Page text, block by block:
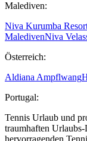
Malediven:
Niva Kurumba
MaledivenNiva
Österreich:
Aldiana Ampflwang
Portugal:
Tennis Urlaub und
traumhaften